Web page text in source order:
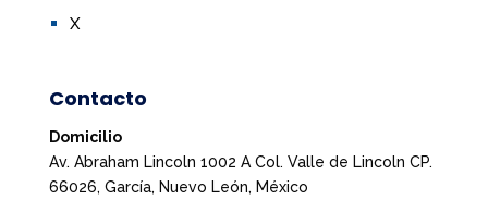
X
Contacto
Domicilio
Av. Abraham Lincoln 1002 A Col. Valle de Lincoln CP.
66026, García, Nuevo León, México